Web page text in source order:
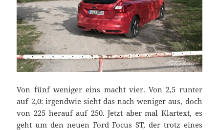
Von fünf weniger eins macht vier. Von 2,5 runter
auf 2,0: irgendwie sieht das nach weniger aus, doch
von 225 herauf auf 250. Jetzt aber mal Klartext, es
geht um den neuen Ford Focus ST, der trotz eines